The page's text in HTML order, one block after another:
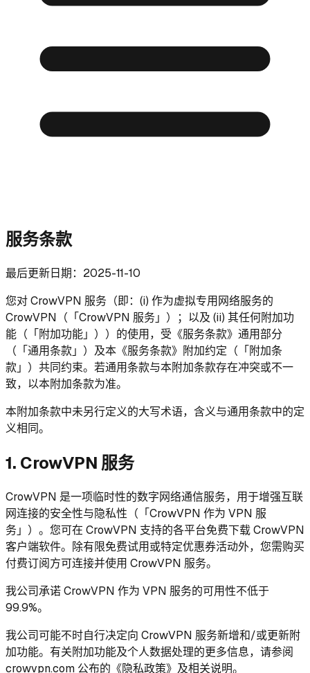
服务条款
最后更新日期：2025-11-10
您对 CrowVPN 服务（即：(i) 作为虚拟专用网络服务的
CrowVPN（「CrowVPN 服务」）；以及 (ii) 其任何附加功
能（「附加功能」））的使用，受《服务条款》通用部分
（「通用条款」）及本《服务条款》附加约定（「附加条
款」）共同约束。若通用条款与本附加条款存在冲突或不一
致，以本附加条款为准。
本附加条款中未另行定义的大写术语，含义与通用条款中的定
义相同。
1. CrowVPN 服务
CrowVPN 是一项临时性的数字网络通信服务，用于增强互联
网连接的安全性与隐私性（「CrowVPN 作为 VPN 服
务」）。您可在 CrowVPN 支持的各平台免费下载 CrowVPN
客户端软件。除有限免费试用或特定优惠券活动外，您需购买
付费订阅方可连接并使用 CrowVPN 服务。
我公司承诺 CrowVPN 作为 VPN 服务的可用性不低于
99.9%。
我公司可能不时自行决定向 CrowVPN 服务新增和/或更新附
加功能。有关附加功能及个人数据处理的更多信息，请参阅
crowvpn.com 公布的《隐私政策》及相关说明。